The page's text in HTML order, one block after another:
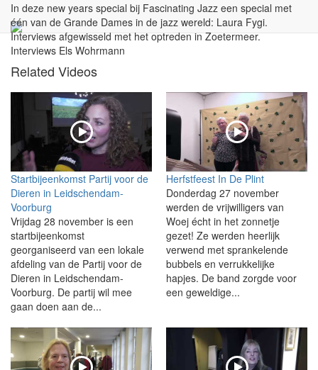
In deze new years special bij Fascinating Jazz een special met
één van de Grande Dames in de jazz wereld: Laura Fygi.
Interviews afgewisseld met het optreden in Zoetermeer.
Interviews Els Wohrmann
Related Videos
Startbijeenkomst Partij voor de
Dieren in Leidschendam-
Voorburg
Vrijdag 28 november is een
startbijeenkomst
georganiseerd van een lokale
afdeling van de Partij voor de
Dieren in Leidschendam-
Voorburg. De partij wil mee
gaan doen aan de...
Herfstfeest In De Plint
Donderdag 27 november
werden de vrijwilligers van
Woej écht in het zonnetje
gezet! Ze werden heerlijk
verwend met sprankelende
bubbels en verrukkelijke
hapjes. De band zorgde voor
een geweldige...